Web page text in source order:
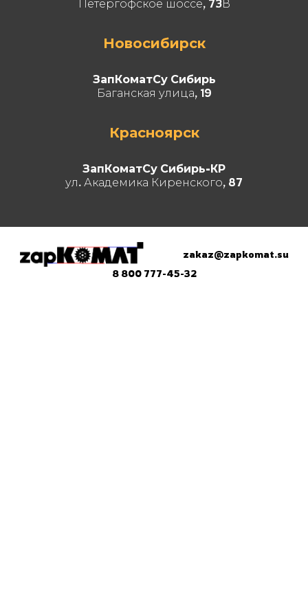
Петергофское шоссе, 73В
Новосибирск
ЗапКоматСу Сибирь
Баганская улица, 19
Красноярск
ЗапКоматСу Сибирь-КР
ул. Академика Киренского, 87
zakaz@zapkomat.su
8 800 777-45-32